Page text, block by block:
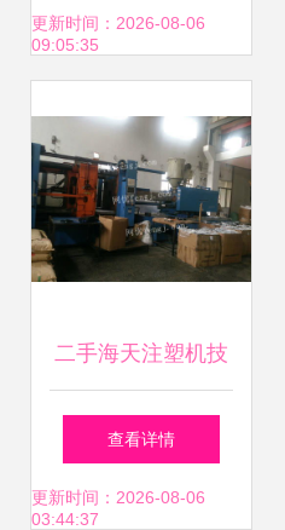
更新时间：2026-08-06
09:05:35
二手海天注塑机技
术转让 注塑机加工
厂资金回笼的机遇
查看详情
更新时间：2026-08-06
03:44:37